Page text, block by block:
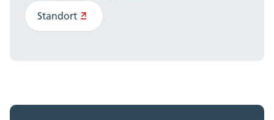
Standort